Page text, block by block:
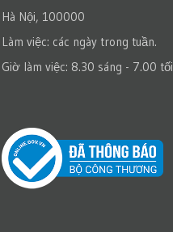
Hà Nội, 100000
Làm việc: các ngày trong tuần.
Giờ làm việc: 8.30 sáng - 7.00 tối